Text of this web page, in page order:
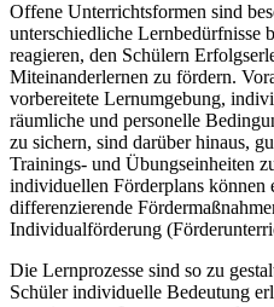
Offene Unterrichtsformen sind
unterschiedliche Lernbedürfnisse
reagieren, den Schülern
Miteinanderlernen zu fördern.
vorbereitete Lernumgebung,
räumliche und personelle
zu sichern, sind darüber hinaus,
Trainings- und Übungseinheiten
individuellen Förderplans können
differenzierende
Individualförderung
Die Lernprozesse sind so zu
Schüler individuelle Bedeutung